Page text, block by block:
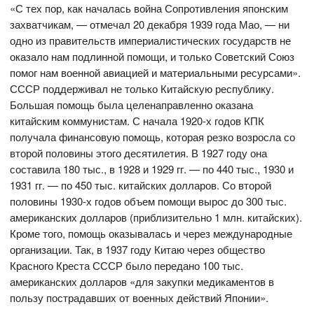
«С тех пор, как началась война Сопротивления японским
захватчикам, — отмечал 20 декабря 1939 года Мао, — ни
одно из правительств империалистических государств не
оказало нам подлинной помощи, и только Советский Союз
помог нам военной авиацией и материальными ресурсами».
СССР поддерживал не только Китайскую республику.
Большая помощь была целенаправленно оказана
китайским коммунистам. С начала 1920-х годов КПК
получала финансовую помощь, которая резко возросла со
второй половины этого десятилетия. В 1927 году она
составила 180 тыс., в 1928 и 1929 гг. — по 440 тыс., 1930 и
1931 гг. — по 450 тыс. китайских долларов. Со второй
половины 1930-х годов объем помощи вырос до 300 тыс.
американских долларов (приблизительно 1 млн. китайских).
Кроме того, помощь оказывалась и через международные
организации. Так, в 1937 году Китаю через общество
Красного Креста СССР было передано 100 тыс.
американских долларов «для закупки медикаментов в
пользу пострадавших от военных действий Японии».